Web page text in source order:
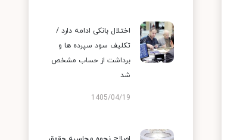
اختلال بانکی ادامه دارد /
تکلیف سود سپرده ها و
برداشت از حساب مشخص
شد
1405/04/19